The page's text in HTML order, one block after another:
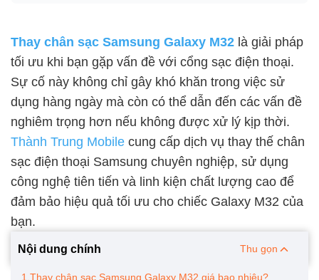
Thay chân sạc Samsung Galaxy M32 là giải pháp
tối ưu khi bạn gặp vấn đề với cổng sạc điện thoại.
Sự cố này không chỉ gây khó khăn trong việc sử
dụng hàng ngày mà còn có thể dẫn đến các vấn đề
nghiêm trọng hơn nếu không được xử lý kịp thời.
Thành Trung Mobile cung cấp dịch vụ thay thế chân
sạc điện thoại Samsung chuyên nghiệp, sử dụng
công nghệ tiên tiến và linh kiện chất lượng cao để
đảm bảo hiệu quả tối ưu cho chiếc Galaxy M32 của
bạn.
Nội dung chính Thu gọn
1.Thay chân sạc Samsung Galaxy M32 giá bao nhiêu?